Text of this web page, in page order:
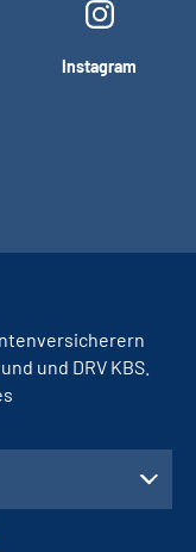
Instagram
und DRV KBS.